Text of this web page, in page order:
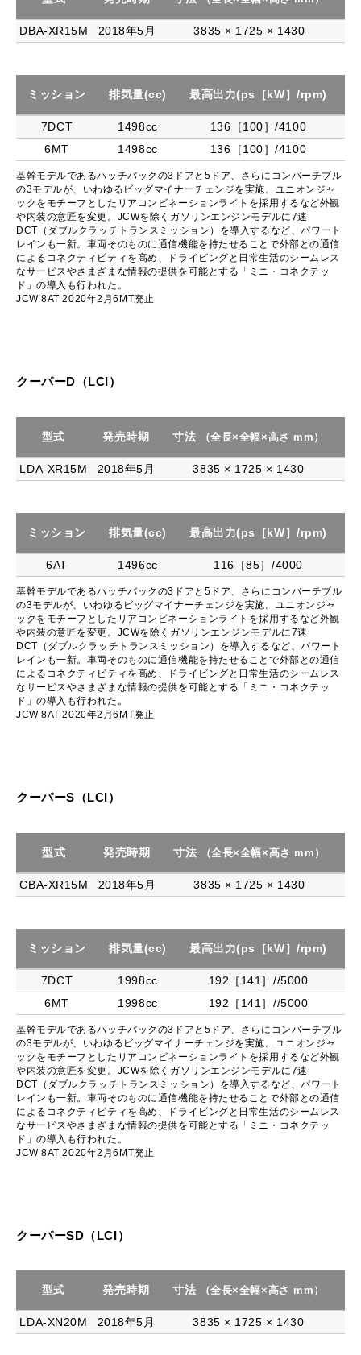
DBA-XR15M 2018年5月 3835 × 1725 × 1430
ミッション 排気量(cc) 最高出力(ps［kW］/rpm)
7DCT 1498cc 136［100］/4100
6MT
1498cc 136［100］/4100
基幹モデルであるハッチバックの3ドアと5ドア、さらにコンバーチブル
の3モデルが、いわゆるビッグマイナーチェンジを実施。ユニオンジャ
ックをモチーフとしたリアコンビネーションライトを採用するなど外観
や内装の意匠を変更。JCWを除くガソリンエンジンモデルに7速
DCT（ダブルクラッチトランスミッション）を導入するなど、パワート
レインも一新。車両そのものに通信機能を持たせることで外部との通信
によるコネクティビティを高め、ドライビングと日常生活のシームレス
なサービスやさまざまな情報の提供を可能とする「ミニ・コネクテッ
ド」の導入も行われた。
JCW 8AT 2020年2月6MT廃止
クーパーD（LCI）
型式 発売時期 寸法 （全長×全幅×高さ mm）
LDA-XR15M 2018年5月 3835 × 1725 × 1430
ミッション 排気量(cc) 最高出力(ps［kW］/rpm)
6AT 1496cc 116［85］/4000
基幹モデルであるハッチバックの3ドアと5ドア、さらにコンバーチブル
の3モデルが、いわゆるビッグマイナーチェンジを実施。ユニオンジャ
ックをモチーフとしたリアコンビネーションライトを採用するなど外観
や内装の意匠を変更。JCWを除くガソリンエンジンモデルに7速
DCT（ダブルクラッチトランスミッション）を導入するなど、パワート
レインも一新。車両そのものに通信機能を持たせることで外部との通信
によるコネクティビティを高め、ドライビングと日常生活のシームレス
なサービスやさまざまな情報の提供を可能とする「ミニ・コネクテッ
ド」の導入も行われた。
JCW 8AT 2020年2月6MT廃止
クーパーS（LCI）
型式 発売時期 寸法 （全長×全幅×高さ mm）
CBA-XR15M 2018年5月 3835 × 1725 × 1430
ミッション 排気量(cc) 最高出力(ps［kW］/rpm)
7DCT 1998cc 192［141］//5000
6MT
1998cc 192［141］//5000
基幹モデルであるハッチバックの3ドアと5ドア、さらにコンバーチブル
の3モデルが、いわゆるビッグマイナーチェンジを実施。ユニオンジャ
ックをモチーフとしたリアコンビネーションライトを採用するなど外観
や内装の意匠を変更。JCWを除くガソリンエンジンモデルに7速
DCT（ダブルクラッチトランスミッション）を導入するなど、パワート
レインも一新。車両そのものに通信機能を持たせることで外部との通信
によるコネクティビティを高め、ドライビングと日常生活のシームレス
なサービスやさまざまな情報の提供を可能とする「ミニ・コネクテッ
ド」の導入も行われた。
JCW 8AT 2020年2月6MT廃止
クーパーSD（LCI）
型式 発売時期 寸法 （全長×全幅×高さ mm）
LDA-XN20M 2018年5月 3835 × 1725 × 1430